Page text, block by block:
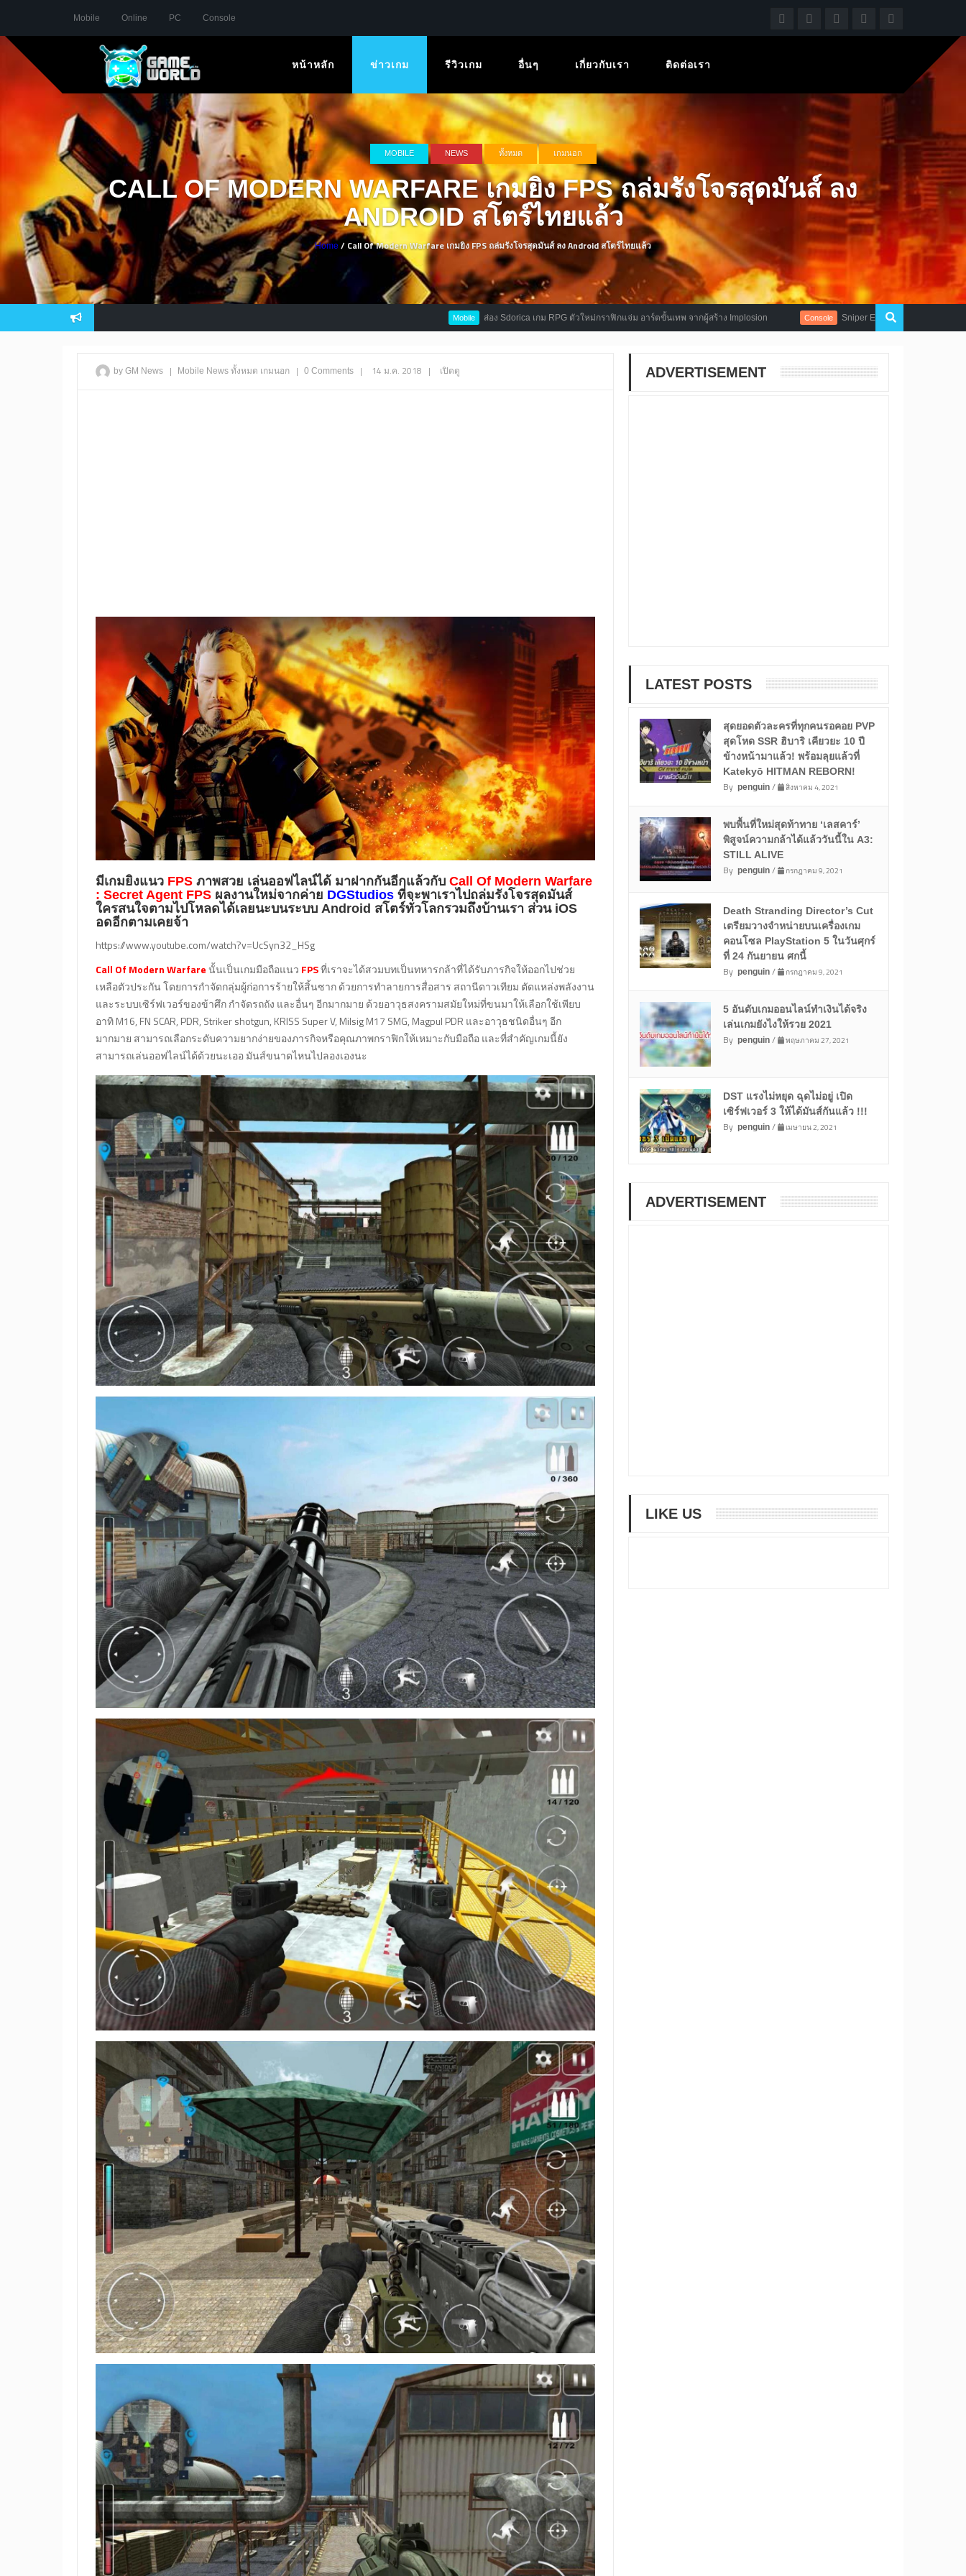
Mobile Online PC Console
หน้าหลัก ข่าวเกม รีวิวเกม อื่นๆ เกี่ยวกับเรา ติดต่อเรา
MOBILE NEWS ทั้งหมด เกมนอก
CALL OF MODERN WARFARE เกมยิง FPS ถล่มรังโจรสุดมันส์ ลง
ANDROID สโตร์ไทยแล้ว
Home / Call Of Modern Warfare เกมยิง FPS ถล่มรังโจรสุดมันส์ ลง Android สโตร์ไทยแล้ว
ส่อง Sdorica เกม RPG ตัวใหม่กราฟิกแจ่ม อาร์ตขั้นเทพ จากผู้สร้าง Implosion Console Sniper Elite 4 ปล่อย Trailer ตัวสุดท้าย พร้อมเผยคว
by GM News | Mobile News ทั้งหมด เกมนอก | 0 Comments | 14 ม.ค. 2018 | เปิดดู
มีเกมยิงแนว FPS ภาพสวย เล่นออฟไลน์ได้ มาฝากกันอีกแล้วกับ Call Of Modern Warfare
: Secret Agent FPS ผลงานใหม่จากค่าย DGStudios ที่จะพาเราไปถล่มรังโจรสุดมันส์
ใครสนใจตามไปโหลดได้เลยนะบนระบบ Android สโตร์ทั่วโลกรวมถึงบ้านเรา ส่วน iOS
อดอีกตามเคยจ้า
https://www.youtube.com/watch?v=UcSyn32_HSg
Call Of Modern Warfareนั้นเป็นเกมมือถือแนว FPSที่เราจะได้สวมบทเป็นทหารกล้าที่ได้รับภารกิจให้ออกไปช่วย
เหลือตัวประกัน โดยการกำจัดกลุ่มผู้ก่อการร้ายให้สิ้นซาก ด้วยการทำลายการสื่อสาร สถานีดาวเทียม ตัดแหล่งพลังงาน
และระบบเซิร์ฟเวอร์ของข้าศึก กำจัดรถถัง และอื่นๆ อีกมากมาย ด้วยอาวุธสงครามสมัยใหม่ที่ขนมาให้เลือกใช้เพียบ
อาทิ M16, FN SCAR, PDR, Striker shotgun, KRISS Super V, Milsig M17 SMG, Magpul PDR และอาวุธชนิดอื่นๆ อีก
มากมาย สามารถเลือกระดับความยากง่ายของภารกิจหรือคุณภาพกราฟิกให้เหมาะกับมือถือ และที่สำคัญเกมนี้ยัง
สามารถเล่นออฟไลน์ได้ด้วยนะเออ มันส์ขนาดไหนไปลองเองนะ
ADVERTISEMENT
LATEST POSTS
สุดยอดตัวละครที่ทุกคนรอคอย PVP
สุดโหด SSR ฮิบาริ เคียวยะ 10 ปี
ข้างหน้ามาแล้ว! พร้อมลุยแล้วที่
Katekyō HITMAN REBORN!
By penguin/ สิงหาคม 4, 2021
พบพื้นที่ใหม่สุดท้าทาย ‘เลสคาร์’
พิสูจน์ความกล้าได้แล้ววันนี้ใน A3:
STILL ALIVE
By penguin/ กรกฎาคม 9, 2021
Death Stranding Director’s Cut
เตรียมวางจำหน่ายบนเครื่องเกม
คอนโซล PlayStation 5 ในวันศุกร์
ที่ 24 กันยายน ศกนี้
By penguin/ กรกฎาคม 9, 2021
5 อันดับเกมออนไลน์ทำเงินได้จริง
เล่นเกมยังไงให้รวย 2021
By penguin/ พฤษภาคม 27, 2021
DST แรงไม่หยุด ฉุดไม่อยู่ เปิด
เซิร์ฟเวอร์ 3 ให้ได้มันส์กันแล้ว !!!
By penguin/ เมษายน 2, 2021
ADVERTISEMENT
LIKE US